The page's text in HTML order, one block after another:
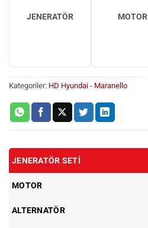
JENERATÖR MOTOR
Kategoriler: HD Hyundai - Maranello
JENERATÖR SETI
MOTOR
ALTERNATÖR